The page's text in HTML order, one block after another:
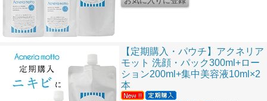
【定期購入・パウチ】アクネリア
モット 洗顔・パック300ml+ロー
ション200ml+集中美容液10ml×2
本